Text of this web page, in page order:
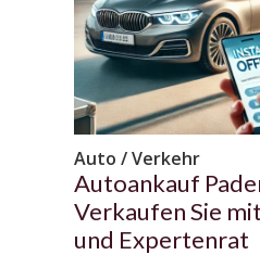
Auto / Verkehr
Autoankauf
Verkaufen Sie
und Expertenrat